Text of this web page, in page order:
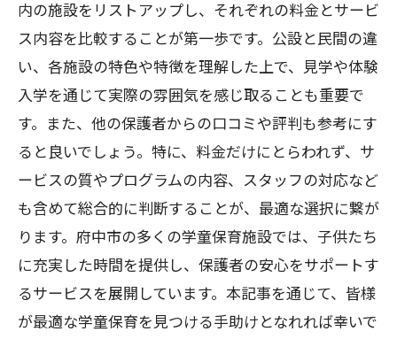
内の施設をリストアップし、それぞれの料金とサービ
ス内容を比較することが第一歩です。公設と民間の違
い、各施設の特色や特徴を理解した上で、見学や体験
入学を通じて実際の雰囲気を感じ取ることも重要で
す。また、他の保護者からの口コミや評判も参考にす
ると良いでしょう。特に、料金だけにとらわれず、サ
ービスの質やプログラムの内容、スタッフの対応など
も含めて総合的に判断することが、最適な選択に繋が
ります。府中市の多くの学童保育施設では、子供たち
に充実した時間を提供し、保護者の安心をサポートす
るサービスを展開しています。本記事を通じて、皆様
が最適な学童保育を見つける手助けとなれれば幸いで